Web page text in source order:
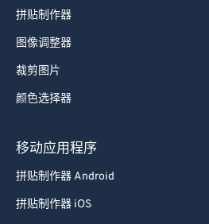
拼贴制作器
图像调整器
裁剪图片
颜色选择器
移动应用程序
拼贴制作器 Android
拼贴制作器 iOS